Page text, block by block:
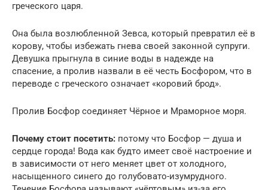
греческого царя.
Она была возлюбленной Зевса, который превратил её в
корову, чтобы избежать гнева своей законной супруги.
Девушка прыгнула в синие воды в надежде на
спасение, а пролив назвали в её честь Босфором, что в
переводе с греческого означает «коровий брод».
Пролив Босфор соединяет Чёрное и Мраморное моря.
Почему стоит посетить: потому что Босфор — душа и
сердце города! Вода как будто имеет своё настроение и
в зависимости от него меняет цвет от холодного,
насыщенного синего до голубовато-изумрудного.